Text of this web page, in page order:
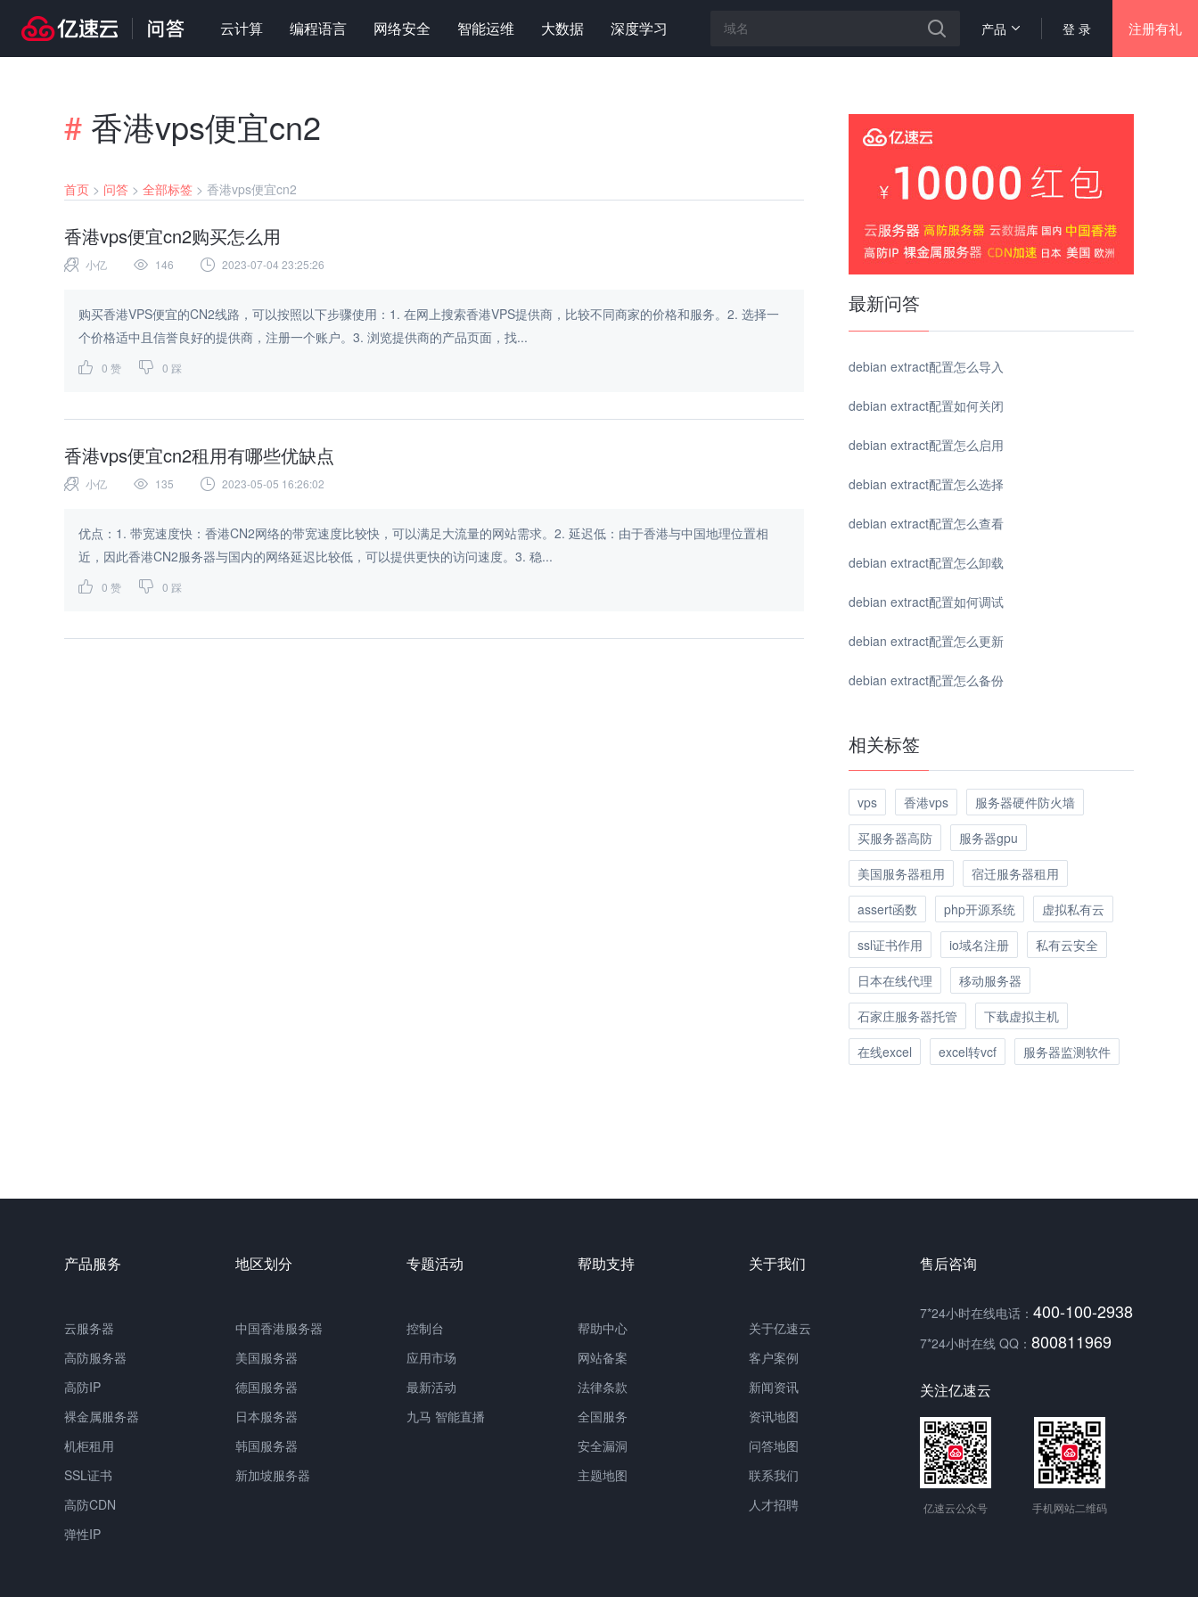
云计算 编程语言 网络安全 智能运维 大数据 深度学习 登 录 注册有礼
产品
# 香港vps便宜cn2
首页 > 问答 > 全部标签 > 香港vps便宜cn2
香港vps便宜cn2购买怎么用
小亿 146 2023-07-04 23:25:26
购买香港VPS便宜的CN2线路，可以按照以下步骤使用：1. 在网上搜索香港VPS提供商，比较不同商家的价格和服务。2. 选择一
个价格适中且信誉良好的提供商，注册一个账户。3. 浏览提供商的产品页面，找...
0 赞 0 踩
香港vps便宜cn2租用有哪些优缺点
小亿 135 2023-05-05 16:26:02
优点：1. 带宽速度快：香港CN2网络的带宽速度比较快，可以满足大流量的网站需求。2. 延迟低：由于香港与中国地理位置相
近，因此香港CN2服务器与国内的网络延迟比较低，可以提供更快的访问速度。3. 稳...
0 赞 0 踩
最新问答
debian extract配置怎么导入
debian extract配置如何关闭
debian extract配置怎么启用
debian extract配置怎么选择
debian extract配置怎么查看
debian extract配置怎么卸载
debian extract配置如何调试
debian extract配置怎么更新
debian extract配置怎么备份
相关标签
vps 香港vps
服务器硬件防火墙
买服务器高防
服务器gpu
美国服务器租用
宿迁服务器租用
assert函数
php开源系统
虚拟私有云
ssl证书作用
io域名注册
私有云安全
日本在线代理
移动服务器
石家庄服务器托管
下载虚拟主机
在线excel
excel转vcf 服务器监测软件
产品服务
云服务器
高防服务器
高防IP
裸金属服务器
机柜租用
SSL证书
高防CDN
弹性IP
地区划分
中国香港服务器
美国服务器
德国服务器
日本服务器
韩国服务器
新加坡服务器
专题活动
控制台
应用市场
最新活动
九马 智能直播
帮助支持
帮助中心
网站备案
法律条款
全国服务
安全漏洞
主题地图
关于我们
关于亿速云
客户案例
新闻资讯
资讯地图
问答地图
联系我们
人才招聘
售后咨询
7*24小时在线电话： 400-100-2938
7*24小时在线 QQ： 800811969
关注亿速云
亿速云公众号 手机网站二维码